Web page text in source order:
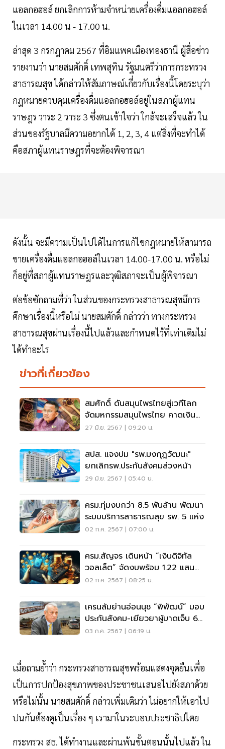
แอลกอฮอล์ ยกเลิกการห้ามจำหน่ายเครื่องดื่มแอลกอฮอล์
ในเวลา 14.00 น - 17.00 น.
ล่าสุด 3 กรกฎาคม 2567 ที่อิมแพคเมืองทองธานี ผู้สื่อข่าว
รายงานว่า นายสมศักดิ์ เทพสุทิน รัฐมนตรีว่าการกระทรวง
สาธารณสุข ได้กล่าวให้สัมภาษณ์เกี่ยวกับเรื่องนี้โดยระบุว่า
กฎหมายควบคุมเครื่องดื่มแอลกอฮอล์อยู่ในสภาผู้แทน
ราษฎร วาระ 2 วาระ 3 ซึ่งตนเข้าใจว่า ใกล้จะเสร็จแล้ว ใน
ส่วนของรัฐบาลมีความอยากได้ 1, 2, 3, 4 แต่สิ่งที่จะทำได้
คือสภาผู้แทนราษฎรที่จะต้องพิจารณา
ดังนั้น จะมีความเป็นไปได้ในการแก้ไขกฎหมายให้สามารถ
ขายเครื่องดื่มแอลกอฮอล์ในเวลา 14.00-17.00 น. หรือไม่
ก็อยู่ที่สภาผู้แทนราษฎรและวุฒิสภาจะเป็นผู้พิจารณา
ต่อข้อซักถามที่ว่า ในส่วนของกระทรวงสาธารณสุขมีการ
ศึกษาเรื่องนี้หรือไม่ นายสมศักดิ์ กล่าวว่า ทางกระทรวง
สาธารณสุขผ่านเรื่องนี้ไปแล้วและกำหนดไว้ที่เท่าเดิมไม่
ได้ทำอะไร
ข่าวที่เกี่ยวข้อง
สมศักดิ์ ดันสมุนไพรไทยสู่เวทีโลก
จัดมหกรรมสมุนไพรไทย คาดเงิน
สะพัด 300 ล้าน
27 มิ.ย. 2567 | 09:20 น.
สปส. แจงปม "รพ.มงกุฎวัฒนะ"
ยกเลิกรพ.ประกันสังคมล่วงหน้า
29 มิ.ย. 2567 | 05:40 น.
ครม.ทุ่มงบกว่า 8.5 พันล้าน พัฒนา
ระบบบริการสาธารณสุข รพ. 5 แห่ง
02 ก.ค. 2567 | 07:00 น.
ครม.สัญจร เดินหน้า “เงินดิจิทัล
วอลเล็ต” จัดงบพร้อม 1.22 แสน
ล้าน
02 ก.ค. 2567 | 08:25 น.
เครนล้มย่านอ่อนนุช “พิพัฒน์” มอบ
ประกันสังคม-เยียวยาผู้บาดเจ็บ 6
ราย
03 ก.ค. 2567 | 06:19 น.
เมื่อถามย้ำว่า กระทรวงสาธารณสุขพร้อมแสดงจุดยืนเพื่อ
เป็นการปกป้องสุขภาพของประชาชนเสนอไปยังสภาด้วย
หรือไม่นั้น นายสมศักดิ์ กล่าวเพิ่มเติมว่า ไม่อยากให้เอาไป
ปนกันต้องดูเป็นเรื่อง ๆ เรามาในระบอบประชาธิปไตย
กระทรวง สธ. ได้ทำงานและผ่านพ้นขั้นตอนนั้นไปแล้ว ใน